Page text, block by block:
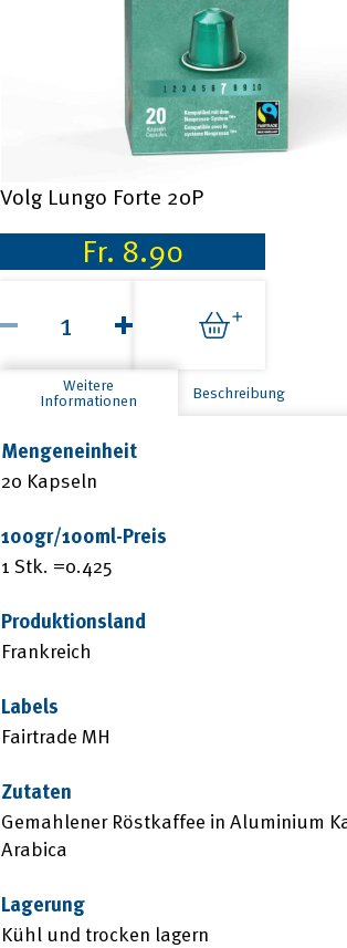
Volg Lungo Forte 20P
Fr. 8.90
Forte
Menge Weitere
Informationen Beschreibung
Mengeneinheit
20 Kapseln
100gr/100ml-Preis
1 Stk. =0.425
Produktionsland
Frankreich
Labels
Fairtrade MH
Zutaten
Gemahlener Röstkaffee in Aluminium
Arabica
Lagerung
Kühl und trocken lagern